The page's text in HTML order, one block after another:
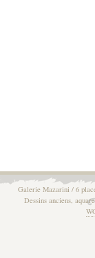
Galerie Mazarini / 6
Dessins anciens,